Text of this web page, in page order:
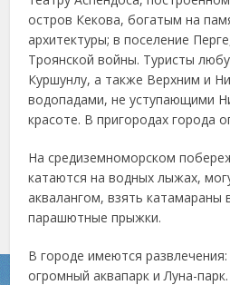
остров Кекова, богатым на
архитектуры; в поселение
Троянской войны. Туристы
Куршунлу, а также Верхним и
водопадами, не уступающими
красоте. В пригородах города
На средиземноморском
катаются на водных лыжах,
аквалангом, взять катамараны
парашютные прыжки.
В городе имеются
огромный аквапарк и Луна-